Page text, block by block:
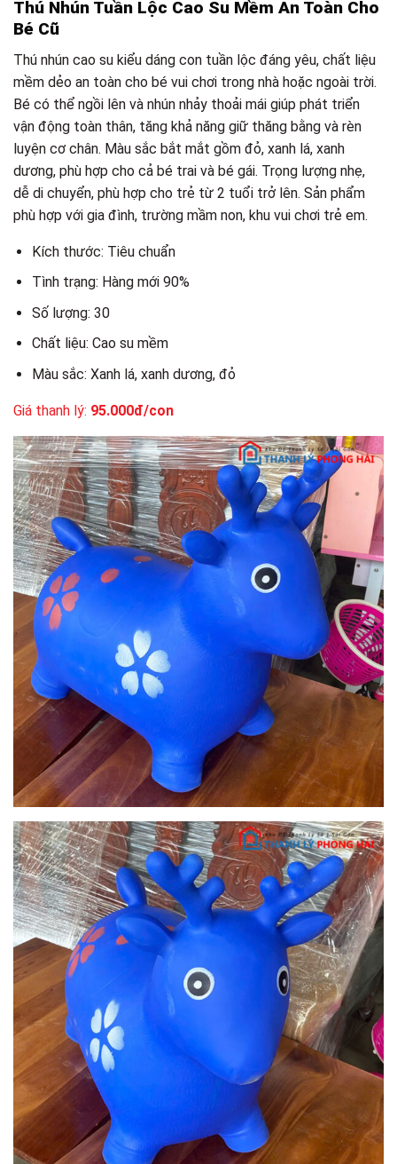
Thú Nhún Tuần Lộc Cao Su Mềm An Toàn Cho
Bé Cũ
Thú nhún cao su kiểu dáng con tuần lộc đáng yêu, chất liệu
mềm dẻo an toàn cho bé vui chơi trong nhà hoặc ngoài trời.
Bé có thể ngồi lên và nhún nhảy thoải mái giúp phát triển
vận động toàn thân, tăng khả năng giữ thăng bằng và rèn
luyện cơ chân. Màu sắc bắt mắt gồm đỏ, xanh lá, xanh
dương, phù hợp cho cả bé trai và bé gái. Trọng lượng nhẹ,
dễ di chuyển, phù hợp cho trẻ từ 2 tuổi trở lên. Sản phẩm
phù hợp với gia đình, trường mầm non, khu vui chơi trẻ em.
Kích thước: Tiêu chuẩn
Tình trạng: Hàng mới 90%
Số lượng: 30
Chất liệu: Cao su mềm
Màu sắc: Xanh lá, xanh dương, đỏ
Giá thanh lý: 95.000đ/con